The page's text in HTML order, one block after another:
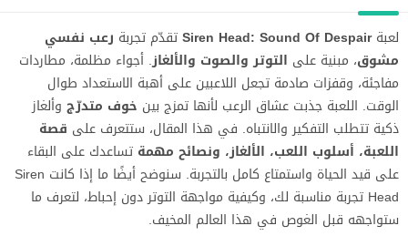
لعبةSiren Head: Sound Of Despairتقدّم تجربة رعب نفسي
مشوق، مبنية على التوتر والصوت والألغاز. أجواء مظلمة، مطاردات
مفاجئة، وقفزات صادمة تجعل اللاعبين على أهبة الاستعداد طوال
الوقت. اللعبة جذبت عشاق الرعب لأنها تمزج بين خوف متدرّج وألغاز
ذكية تتطلب التفكير والانتباه. في هذا المقال، ستتعرف على قصة
اللعبة، أسلوب اللعب، الألغاز، ونصائح مهمة تساعدك على البقاء
على قيد الحياة واستمتاع كامل بالتجربة. سنوضح أيضًا ما إذا كانت Siren
Head تجربة مناسبة لك، وكيفية مواجهة التوتر دون إحباط، لتعرف ما
ستواجهه قبل الغوص في هذا العالم المخيف.